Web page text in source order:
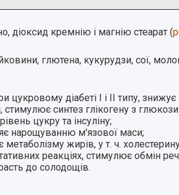
діоксид кремнію і магнію стеарат (
глютена, кукурудзи, сої,
цукровому діабеті I і II типу, знижує
синтез глікогену з глюкози
цукру та інсуліну;
нарощуванню м'язової маси;
метаболізму жирів, у т. ч.
реакціях, стимулює обмін
до солодощів.